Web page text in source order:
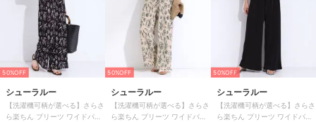
50%OFF
シューラルー
【洗濯機可柄が選べる】さらさ
ら楽ちん プリーツ ワイドパン
50%OFF
シューラルー
【洗濯機可柄が選べる】さらさ
ら楽ちん プリーツ ワイドパン
50%OFF
シューラルー
【洗濯機可柄が選べる】さらさ
ら楽ちん プリーツ ワイドパン